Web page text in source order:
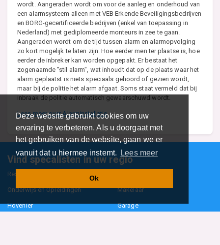
Deze website gebruikt cookies om uw
ervaring te verbeteren. Als u doorgaat met
het gebruiken van de website, gaan we er
vanuit dat u hiermee instemt.
Lees meer
Ok
wordt. Aangeraden wordt om voor de aanleg en onderhoud van
een alarmsysteem alleen met VEB Erkende Beveiligingsbedrijven
en BORG-gecertificeerde bedrijven (enkel van toepassing in
Nederland) met gediplomeerde monteurs in zee te gaan.
Aangeraden wordt om de tijd tussen alarm en alarmopvolging
zo kort mogelijk te laten zijn. Hoe eerder men ter plaatse is, hoe
eerder de inbreker kan worden opgepakt. Er bestaat het
zogenaamde "stil alarm", wat inhoudt dat op de plaats waar het
alarm geplaatst is niets speciaals gehoord of gezien wordt,
maar bij de politie het alarm afgaat. Soms staat vermeld dat bij
inbraak de politie automatisch gewaarschuwd wordt.
Lees meer over Alarminstallatie
Vind specalisten in uw regio
Restaurant
Onderwijs en Opleidingen Makelaar
Hovenier Garage